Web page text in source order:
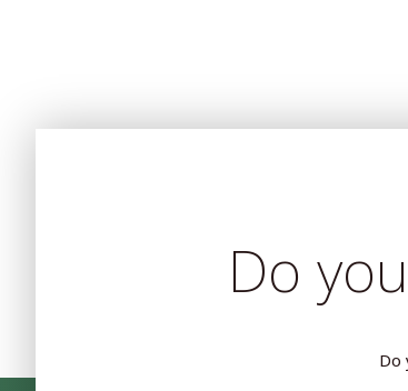
Do
Do